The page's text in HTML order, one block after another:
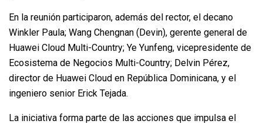
En la reunión participaron, además del rector, el decano
Winkler Paula; Wang Chengnan (Devin), gerente general de
Huawei Cloud Multi-Country; Ye Yunfeng, vicepresidente de
Ecosistema de Negocios Multi-Country; Delvin Pérez,
director de Huawei Cloud en República Dominicana, y el
ingeniero senior Erick Tejada.
La iniciativa forma parte de las acciones que impulsa el